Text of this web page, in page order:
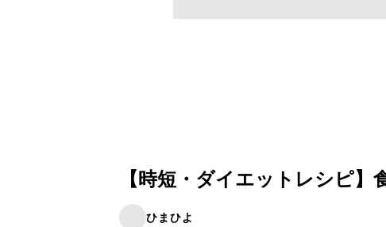
【時短・ダイエットレシピ
ひまひよ